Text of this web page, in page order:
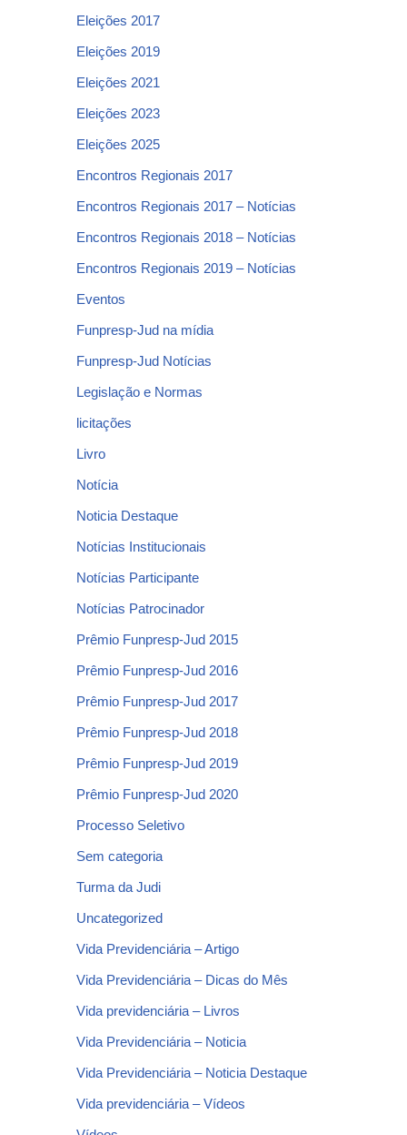
Eleições 2017
Eleições 2019
Eleições 2021
Eleições 2023
Eleições 2025
Encontros Regionais 2017
Encontros Regionais 2017 – Notícias
Encontros Regionais 2018 – Notícias
Encontros Regionais 2019 – Notícias
Eventos
Funpresp-Jud na mídia
Funpresp-Jud Notícias
Legislação e Normas
licitações
Livro
Notícia
Noticia Destaque
Notícias Institucionais
Notícias Participante
Notícias Patrocinador
Prêmio Funpresp-Jud 2015
Prêmio Funpresp-Jud 2016
Prêmio Funpresp-Jud 2017
Prêmio Funpresp-Jud 2018
Prêmio Funpresp-Jud 2019
Prêmio Funpresp-Jud 2020
Processo Seletivo
Sem categoria
Turma da Judi
Uncategorized
Vida Previdenciária – Artigo
Vida Previdenciária – Dicas do Mês
Vida previdenciária – Livros
Vida Previdenciária – Noticia
Vida Previdenciária – Noticia Destaque
Vida previdenciária – Vídeos